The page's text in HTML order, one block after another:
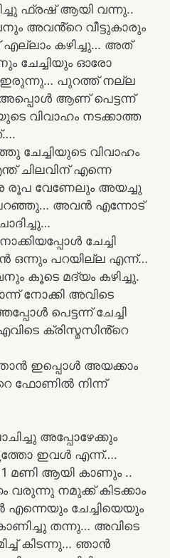
ഫ്രഷ് ആയി വന്നു..
അവൻ്റെ വീട്ടുകാരും
കഴിച്ചു… അത്
ചേച്ചിയും ഓരോ
ഇരുന്നു… പുറത്ത് നല്ല
ആണ് പെട്ടന്ന്
വിവാഹം നടക്കാത്ത
വിവാഹം
ചിലവിന് എന്നെ
രൂപ വേണേലും അയച്ചു
അവൻ എന്നോട്
ചേച്ചി
ഒന്നും പറയില്ല എന്ന്…
കൂടെ മദ്യം കഴിച്ചു.
നോക്കി അവിടെ
പെട്ടന്ന് ചേച്ചി
ക്രിസ്മസിൻ്റെ
ഇപ്പൊൾ അയക്കാം
ഫോണിൽ നിന്ന്
അപ്പോഴേക്കും
ഇവൾ എന്ന്….
മണി ആയി കാണും ..
നമുക്ക് കിടക്കാം
ചേച്ചിയെയും
തന്നു… അവിടെ
കിടന്നു… ഞാൻ